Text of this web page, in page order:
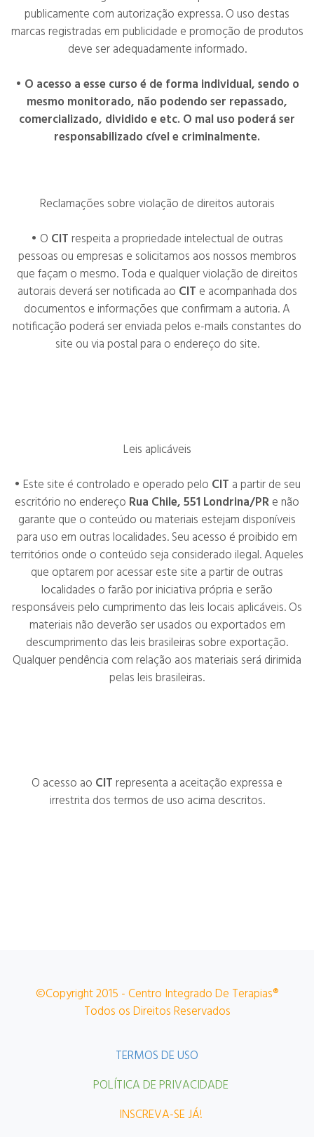
publicamente com autorização expressa. O uso destas
marcas registradas em publicidade e promoção de produtos
deve ser adequadamente informado.
• O acesso a esse curso é de forma individual, sendo o
mesmo monitorado, não podendo ser repassado,
comercializado, dividido e etc. O mal uso poderá ser
responsabilizado cívele criminalmente.
Reclamações sobre violação de direitos autorais
• O CITrespeita a propriedade intelectual de outras
pessoas ou empresas e solicitamos aos nossos membros
que façam o mesmo. Toda e qualquer violação de direitos
autorais deverá ser notificada ao CIT e acompanhada dos
documentos e informações que confirmam a autoria. A
notificação poderá ser enviada pelos e-mails constantes do
site ou via postal para o endereço do site.
Leis aplicáveis
• Este site é controlado e operado pelo CIT a partir de seu
escritório no endereço Rua Chile, 551 Londrina/PRe não
garante que o conteúdo ou materiais estejam disponíveis
para uso em outras localidades. Seu acesso é proibido em
territórios onde o conteúdo seja considerado ilegal. Aqueles
que optarem por acessar este site a partir de outras
localidades o farão por iniciativa própria e serão
responsáveis pelo cumprimento das leis locais aplicáveis. Os
materiais não deverão ser usados ou exportados em
descumprimento das leis brasileiras sobre exportação.
Qualquer pendência com relação aos materiais será dirimida
pelas leis brasileiras.
O acesso ao CITrepresenta a aceitação expressa e
irrestrita dos termos de uso acima descritos.
©Copyright 2015 - Centro Integrado De Terapias®
Todos os Direitos Reservados
TERMOS DE USO
POLÍTICA DE PRIVACIDADE
INSCREVA-SE JÁ!